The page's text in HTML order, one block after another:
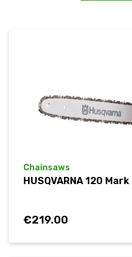
Chainsaws
HUSQVARNA 120 Mark
€219.00